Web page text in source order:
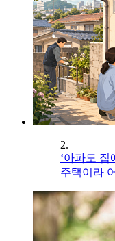
2.
‘아파도
주택이라